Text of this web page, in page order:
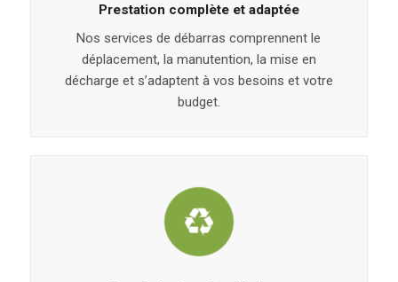
Prestation complète et adaptée
Nos services de débarras comprennent le
déplacement, la manutention, la mise en
décharge et s’adaptent à vos besoins et votre
budget.